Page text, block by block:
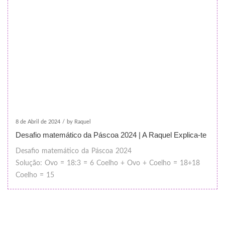
8 de Abril de 2024 / by Raquel
Desafio matemático da Páscoa 2024 | A Raquel Explica-te
Desafio matemático da Páscoa 2024
Solução: Ovo = 18:3 = 6 Coelho + Ovo + Coelho = 18+18
Coelho = 15